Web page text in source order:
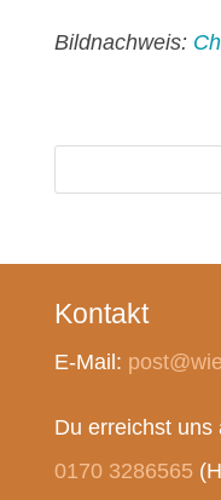
Bildnachweis:
Kontakt
E-Mail:
Du erreichst uns
0170 3286565